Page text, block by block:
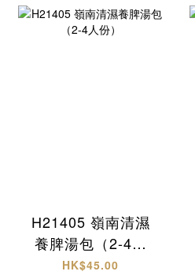
H21405 嶺南清濕
養脾湯包（2-4人
份）
HK$45.00